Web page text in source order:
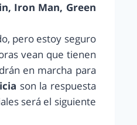
Iron Man, Green
pero estoy seguro
vean que tienen
en marcha para
son la respuesta
será el siguiente